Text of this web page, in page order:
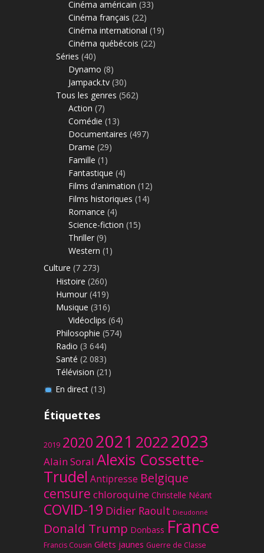
Cinéma américain (33)
Cinéma français (22)
Cinéma international (19)
Cinéma québécois (22)
Séries (40)
Dynamo (8)
Jampack.tv (30)
Tous les genres (562)
Action (7)
Comédie (13)
Documentaires (497)
Drame (29)
Famille (1)
Fantastique (4)
Films d'animation (12)
Films historiques (14)
Romance (4)
Science-fiction (15)
Thriller (9)
Western (1)
Culture (7 273)
Histoire (260)
Humour (419)
Musique (316)
Vidéoclips (64)
Philosophie (574)
Radio (3 644)
Santé (2 083)
Télévision (21)
En direct(13)
Étiquettes
2019 20202021 20222023
Alain Soral Alexis Cossette-
Trudel Antipresse Belgique
censure chloroquine Christelle Néant
COVID-19 Didier Raoult Dieudonné
Donald Trump Donbass France
Francis Cousin Gilets jaunes Guerre de Classe